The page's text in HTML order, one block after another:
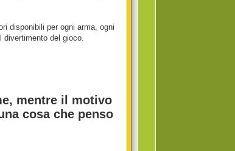
disponibili per ogni arma, ogni
divertimento del gioco.
mentre il motivo
cosa che penso